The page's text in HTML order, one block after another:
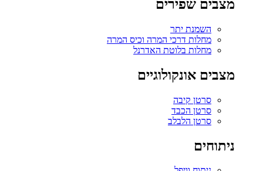
מצבים שפירים
השמנת יתר
מחלות דרכי המרה וכיס המרה
מחלות בלוטת האדרנל
מצבים אונקולוגיים
סרטן קיבה
סרטן הכבד
סרטן הלבלב
ניתוחים